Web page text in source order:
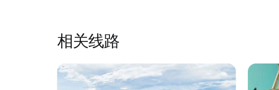
相关线路